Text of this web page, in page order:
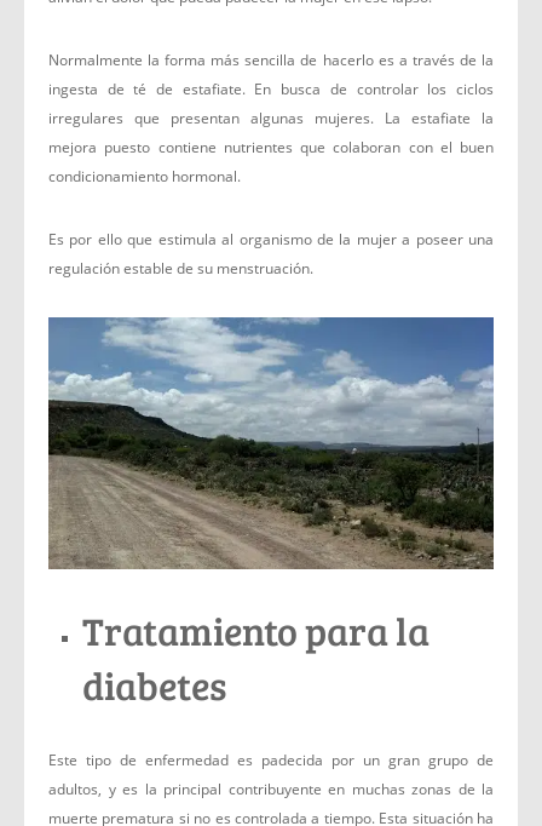
Normalmente la forma más sencilla de hacerlo es a través de la
ingesta de té de estafiate. En busca de controlar los ciclos
irregulares que presentan algunas mujeres. La estafiate la
mejora puesto contiene nutrientes que colaboran con el buen
condicionamiento hormonal.
Es por ello que estimula al organismo de la mujer a poseer una
regulación estable de su menstruación.
Tratamiento para la
diabetes
Este tipo de enfermedad es padecida por un gran grupo de
adultos, y es la principal contribuyente en muchas zonas de la
muerte prematura si no es controlada a tiempo. Esta situación ha